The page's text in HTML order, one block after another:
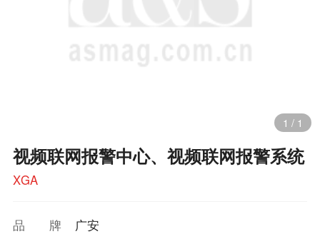
1 / 1
视频联网报警中心、视频联网报警系统
XGA
品牌
广安